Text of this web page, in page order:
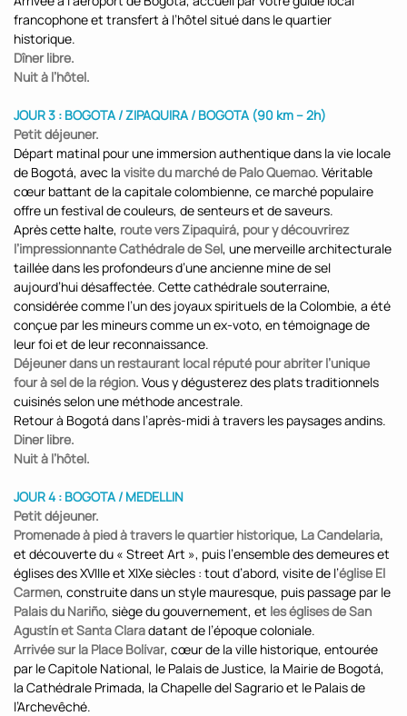
francophone et transfert à l’hôtel situé dans le quartier
historique.
Dîner libre.
Nuit à l’hôtel.
JOUR 3 : BOGOTA / ZIPAQUIRA / BOGOTA (90 km – 2h)
Petit déjeuner.
Départ matinal pour une immersion authentique dans la vie locale
de Bogotá, avec la visite du marché de Palo Quemao. Véritable
cœur battant de la capitale colombienne, ce marché populaire
offre un festival de couleurs, de senteurs et de saveurs.
Après cette halte, route vers Zipaquirá, pour y découvrirez
l’impressionnante Cathédrale de Sel, une merveille architecturale
taillée dans les profondeurs d’une ancienne mine de sel
aujourd’hui désaffectée. Cette cathédrale souterraine,
considérée comme l’un des joyaux spirituels de la Colombie, a été
conçue par les mineurs comme un ex-voto, en témoignage de
leur foi et de leur reconnaissance.
Déjeuner dans un restaurant local réputé pour abriter l’unique
four à sel de la région. Vous y dégusterez des plats traditionnels
cuisinés selon une méthode ancestrale.
Retour à Bogotá dans l’après-midi à travers les paysages andins.
Diner libre.
Nuit à l’hôtel.
JOUR 4 : BOGOTA / MEDELLIN
Petit déjeuner.
Promenade à pied à travers le quartier historique, La Candelaria,
et découverte du « Street Art », puis l’ensemble des demeures et
églises des XVIIIe et XIXe siècles : tout d’abord, visite de l’église El
Carmen, construite dans un style mauresque, puis passage par le
Palais du Nariño, siège du gouvernement, et les églises de San
Agustín et Santa Claradatant de l’époque coloniale.
Arrivée sur la Place Bolívar, cœur de la ville historique, entourée
par le Capitole National, le Palais de Justice, la Mairie de Bogotá,
la Cathédrale Primada, la Chapelle del Sagrario et le Palais de
l’Archevêché.